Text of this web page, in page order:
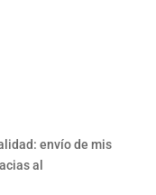
envío de mis
al